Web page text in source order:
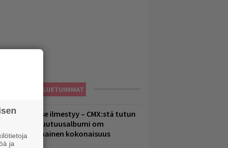
LUETUIMMAT
Huomenna se ilmestyy – CMX:stä tutun
A.W. Yrjänän uutuusalbumi om
kokonaisuus
ja